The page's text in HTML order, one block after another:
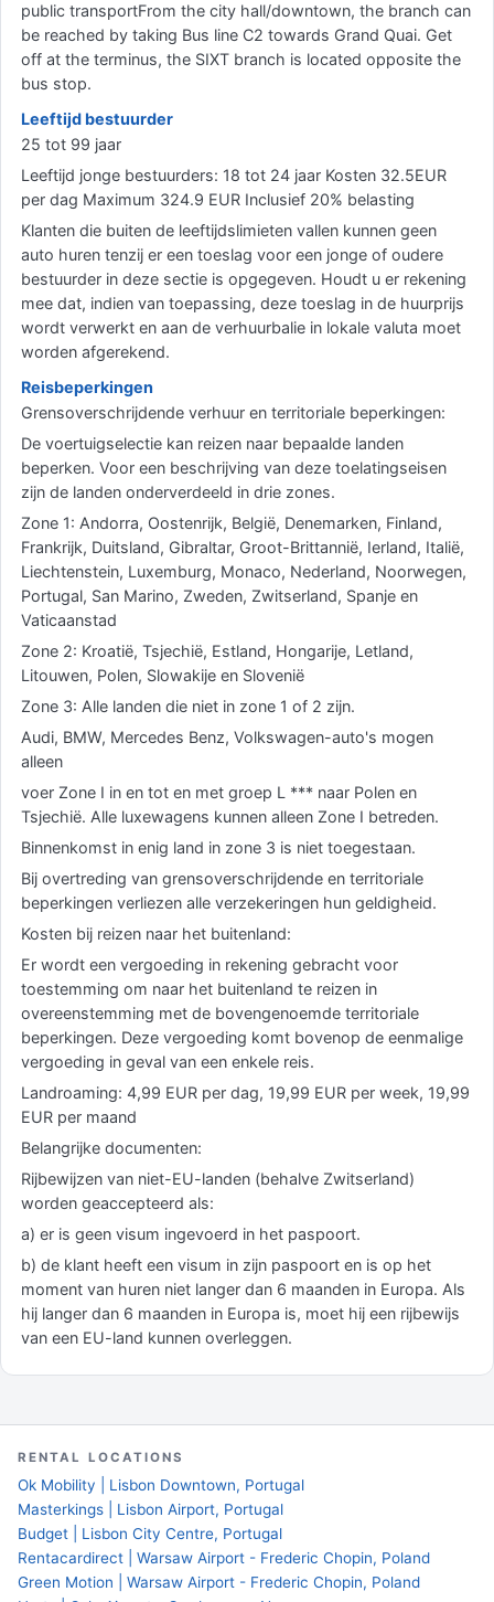
public transportFrom the city hall/downtown, the branch can
be reached by taking Bus line C2 towards Grand Quai. Get
off at the terminus, the SIXT branch is located opposite the
bus stop.
Leeftijd bestuurder
25 tot 99 jaar
Leeftijd jonge bestuurders: 18 tot 24 jaar Kosten 32.5EUR
per dag Maximum 324.9 EUR Inclusief 20% belasting
Klanten die buiten de leeftijdslimieten vallen kunnen geen
auto huren tenzij er een toeslag voor een jonge of oudere
bestuurder in deze sectie is opgegeven. Houdt u er rekening
mee dat, indien van toepassing, deze toeslag in de huurprijs
wordt verwerkt en aan de verhuurbalie in lokale valuta moet
worden afgerekend.
Reisbeperkingen
Grensoverschrijdende verhuur en territoriale beperkingen:
De voertuigselectie kan reizen naar bepaalde landen
beperken. Voor een beschrijving van deze toelatingseisen
zijn de landen onderverdeeld in drie zones.
Zone 1: Andorra, Oostenrijk, België, Denemarken, Finland,
Frankrijk, Duitsland, Gibraltar, Groot-Brittannië, Ierland, Italië,
Liechtenstein, Luxemburg, Monaco, Nederland, Noorwegen,
Portugal, San Marino, Zweden, Zwitserland, Spanje en
Vaticaanstad
Zone 2: Kroatië, Tsjechië, Estland, Hongarije, Letland,
Litouwen, Polen, Slowakije en Slovenië
Zone 3: Alle landen die niet in zone 1 of 2 zijn.
Audi, BMW, Mercedes Benz, Volkswagen-auto's mogen
alleen
voer Zone I in en tot en met groep L *** naar Polen en
Tsjechië. Alle luxewagens kunnen alleen Zone I betreden.
Binnenkomst in enig land in zone 3 is niet toegestaan.
Bij overtreding van grensoverschrijdende en territoriale
beperkingen verliezen alle verzekeringen hun geldigheid.
Kosten bij reizen naar het buitenland:
Er wordt een vergoeding in rekening gebracht voor
toestemming om naar het buitenland te reizen in
overeenstemming met de bovengenoemde territoriale
beperkingen. Deze vergoeding komt bovenop de eenmalige
vergoeding in geval van een enkele reis.
Landroaming: 4,99 EUR per dag, 19,99 EUR per week, 19,99
EUR per maand
Belangrijke documenten:
Rijbewijzen van niet-EU-landen (behalve Zwitserland)
worden geaccepteerd als:
a) er is geen visum ingevoerd in het paspoort.
b) de klant heeft een visum in zijn paspoort en is op het
moment van huren niet langer dan 6 maanden in Europa. Als
hij langer dan 6 maanden in Europa is, moet hij een rijbewijs
van een EU-land kunnen overleggen.
RENTAL LOCATIONS
Ok Mobility | Lisbon Downtown, Portugal
Masterkings | Lisbon Airport, Portugal
Budget | Lisbon City Centre, Portugal
Rentacardirect | Warsaw Airport - Frederic Chopin, Poland
Green Motion | Warsaw Airport - Frederic Chopin, Poland